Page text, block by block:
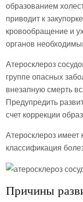
образованием
приводит к
кровообращение и
органов
Атеросклероз
группе опасных
внезапную смерть
Предупредить
счет коррекции
Атеросклероз
классификация
Причины